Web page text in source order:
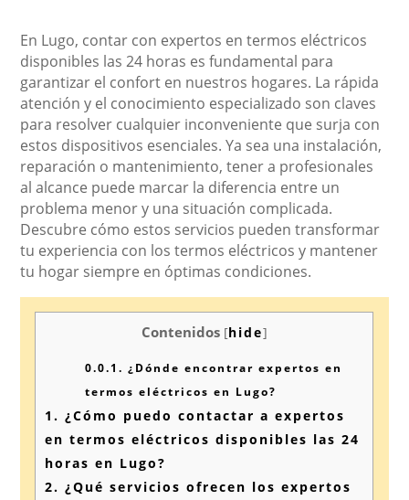
En Lugo, contar con expertos en termos eléctricos
disponibles las 24 horas es fundamental para
garantizar el confort en nuestros hogares. La rápida
atención y el conocimiento especializado son claves
para resolver cualquier inconveniente que surja con
estos dispositivos esenciales. Ya sea una instalación,
reparación o mantenimiento, tener a profesionales
al alcance puede marcar la diferencia entre un
problema menor y una situación complicada.
Descubre cómo estos servicios pueden transformar
tu experiencia con los termos eléctricos y mantener
tu hogar siempre en óptimas condiciones.
Contenidos [hide]
0.0.1. ¿Dónde encontrar expertos en
termos eléctricos en Lugo?
1. ¿Cómo puedo contactar a expertos
en termos eléctricos disponibles las 24
horas en Lugo?
2. ¿Qué servicios ofrecen los expertos